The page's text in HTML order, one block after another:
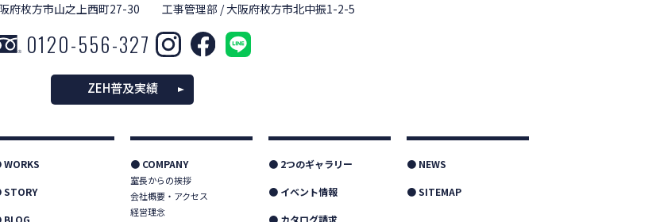
府枚方市山之上西町27-30 工事管理部 / 大阪府枚方市北中振1-2-5
0120-556-327
ZEH普及実績
● COMPANY
室長からの挨拶
会社概要・アクセス
経営理念
● 2つのギャラリー
● イベント情報
● カタログ請求
● NEWS
● SITEMAP